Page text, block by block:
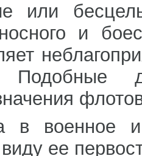
или
и
Подобные
в военное
ее